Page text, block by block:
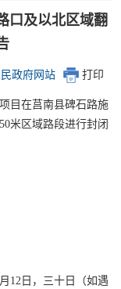
口及以北区域翻
政府网站 打印
目在莒南县碑石路施
米区域路段进行封闭
12日，三十日（如遇